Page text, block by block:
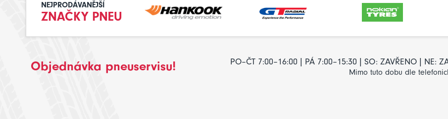
NEJPRODÁVANĚJŠÍ
ZNAČKY PNEU
Objednávka pneuservisu! PO–ČT 7:00–16:00 | PÁ 7:00–15:30 | SO: ZAVŘENO | NE:
Mimo tuto dobu dle